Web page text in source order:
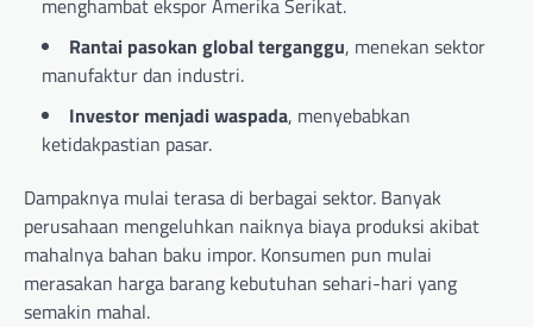
Rantai pasokan global terganggu, menekan sektor
manufaktur dan industri.
Investor menjadi waspada, menyebabkan
ketidakpastian pasar.
Dampaknya mulai terasa di berbagai sektor. Banyak
perusahaan mengeluhkan naiknya biaya produksi akibat
mahalnya bahan baku impor. Konsumen pun mulai
merasakan harga barang kebutuhan sehari-hari yang
semakin mahal.